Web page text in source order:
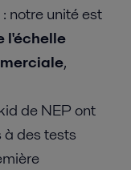
: notre unité est
l'échelle
,
de NEP ont
des tests